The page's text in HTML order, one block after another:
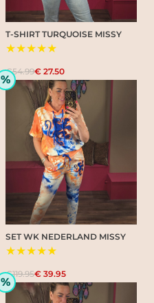
T-SHIRT TURQUOISE MISSY
★★★★★
€54.99€ 27.50
%
SET WK NEDERLAND MISSY
★★★★★
€119.95€ 39.95
%